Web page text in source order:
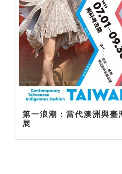
第一浪潮：當代澳洲與臺
展